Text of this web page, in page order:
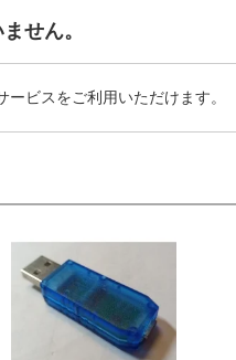
せん。
ビスをご利用いただけます。